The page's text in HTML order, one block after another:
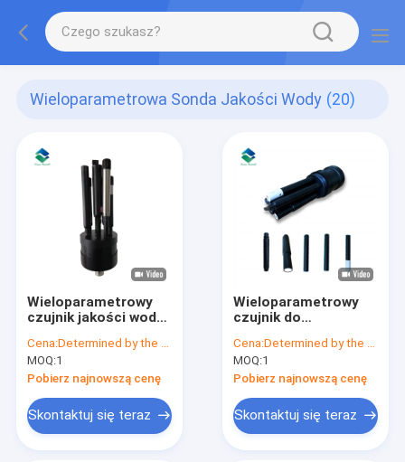
Wieloparametrowa Sonda Jakości Wody (20)
Wieloparametrowy
czujnik jakości wody
testowania wody
POM
Cena:Determined by the number of specific orders
MOQ:1
Pobierz najnowszą cenę
Skontaktuj się teraz
Wieloparametrowy
czujnik do
systemu
monitorowania
jakości wody
Cena:Determined by the number of specific orders
MOQ:1
Pobierz najnowszą cenę
Skontaktuj się teraz